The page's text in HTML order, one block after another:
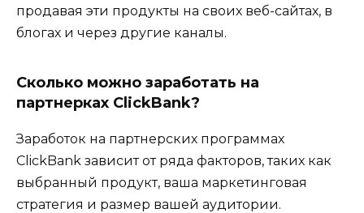
продавая эти продукты на своих веб-сайтах, в
блогах и через другие каналы.
Сколько можно заработать на
партнерках ClickBank?
Заработок на партнерских программах
ClickBank зависит от ряда факторов, таких как
выбранный продукт, ваша маркетинговая
стратегия и размер вашей аудитории.